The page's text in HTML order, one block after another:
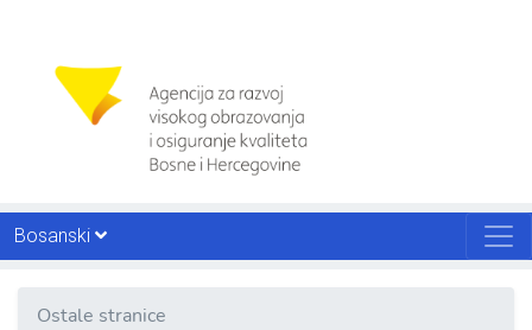
Bosanski
Ostale stranice